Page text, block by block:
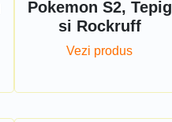
Pokemon S2, Tepig
si Rockruff
Vezi produs